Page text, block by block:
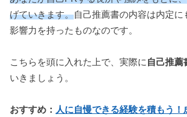
げていきます。自己推薦書の内容は内定に
影響力を持ったものなのです。
こちらを頭に入れた上で、実際に 自己推薦
いきましょう。
おすすめ： 人に自慢できる経験を積もう！